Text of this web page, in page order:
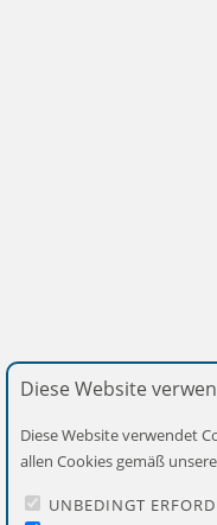
Diese Website
Diese Website verwendet
allen Cookies gemäß
UNBEDINGT